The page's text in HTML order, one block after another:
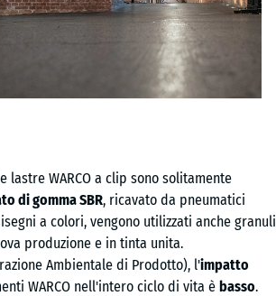
lastre WARCO a clip sono solitamente
di gomma SBR, ricavato da pneumatici
a colori, vengono utilizzati anche granuli
produzione e in tinta unita.
Ambientale di Prodotto), l'impatto
WARCO nell'intero ciclo di vita è basso.